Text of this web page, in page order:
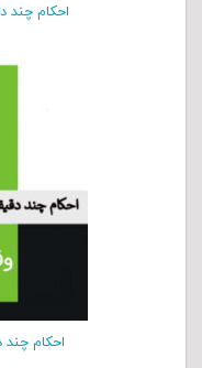
احکام
احکام